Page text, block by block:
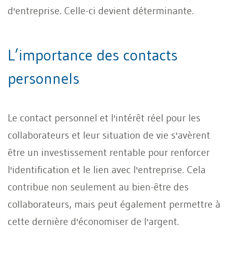
d'entreprise. Celle-ci devient déterminante.
L’importance des contacts
personnels
Le contact personnel et l'intérêt réel pour les
collaborateurs et leur situation de vie s'avèrent
être un investissement rentable pour renforcer
l'identification et le lien avec l'entreprise. Cela
contribue non seulement au bien-être des
collaborateurs, mais peut également permettre à
cette dernière d'économiser de l'argent.